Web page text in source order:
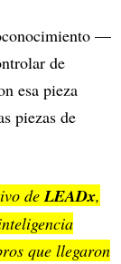
—
de
esa pieza
piezas de
deLEADx,
que llegaron